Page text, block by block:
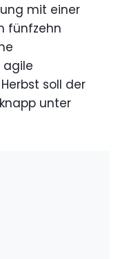
mit einer
fünfzehn
agile
soll der
unter